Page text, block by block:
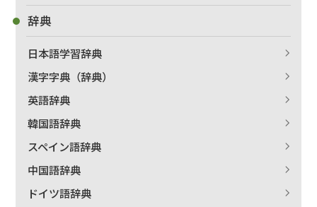
著者名で絞り込む
辞典
日本語学習辞典
漢字字典（辞典）
英語辞典
韓国語辞典
スペイン語辞典
中国語辞典
ドイツ語辞典